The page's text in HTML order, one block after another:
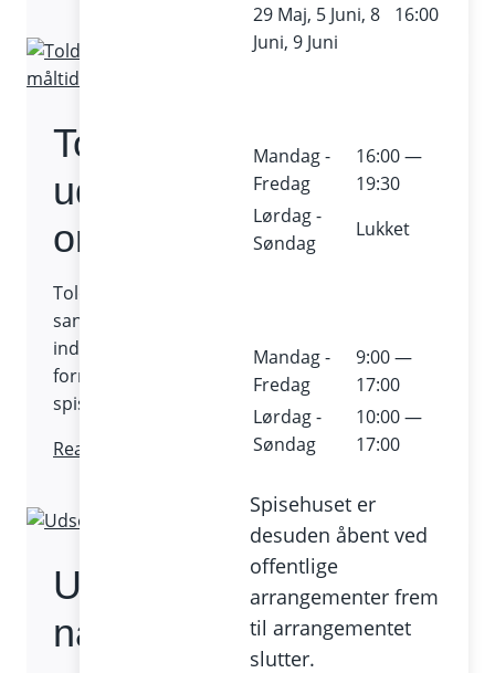
29 Maj, 5 Juni, 8
Juni, 9 Juni
16:00
Mandag -
Fredag
16:00 —
19:30
Lørdag -
Søndag
Lukket
Mandag -
Fredag
9:00 —
17:00
Lørdag -
Søndag
10:00 —
17:00
Spisehuset er
desuden åbent ved
offentlige
arrangementer frem
til arrangementet
slutter.
Kulturværftet
Toldkammeret
udvider fællesskabet
omkring måltidet
Toldkammeret inviterer på fire årlige
sanketure og byder på madlavningskurser
inden Fællesspisningen i to nye program-
formater ”Smag på årstiden” og ”Fælles om
spisningen”.
Read More
Toldkammeret
Udsolgt: Sanseture i
naturen